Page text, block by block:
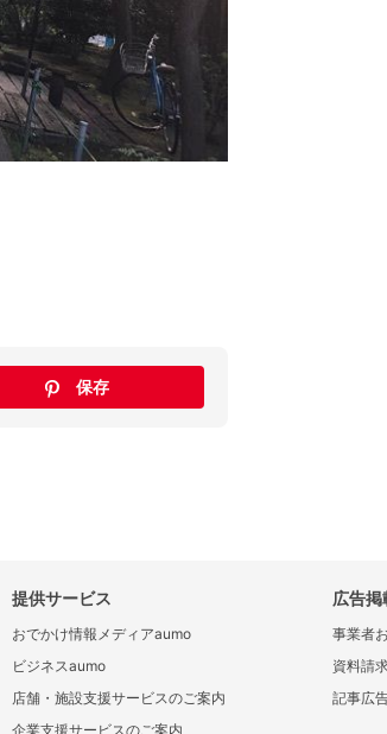
保存
提供サービス
おでかけ情報メディアaumo
ビジネスaumo
店舗・施設支援サービスのご案内
企業支援サービスのご案内
広告
事業者
資料請
記事広